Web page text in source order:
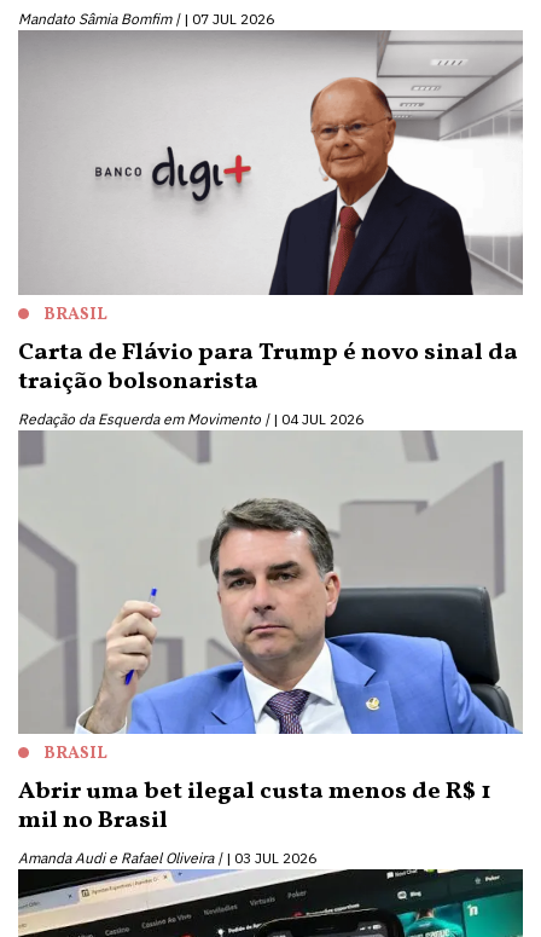
Mandato Sâmia Bomfim | 07 JUL 2026
BRASIL
Carta de Flávio para Trump é novo sinal da
traição bolsonarista
Redação da Esquerda em Movimento | 04 JUL 2026
BRASIL
Abrir uma bet ilegal custa menos de R$ 1
mil no Brasil
Amanda Audi e Rafael Oliveira | 03 JUL 2026